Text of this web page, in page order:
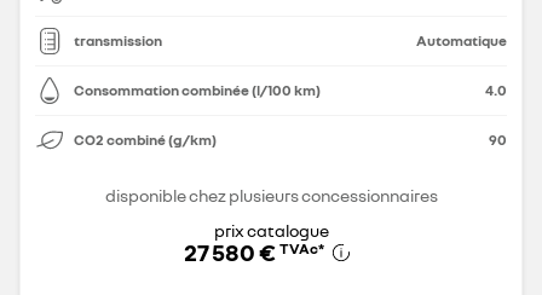
transmission Automatique
Consommation combinée (l/100 km) 4.0
CO2 combiné (g/km) 90
disponible chez plusieurs concessionnaires
prix catalogue
27 580 € TVAc*